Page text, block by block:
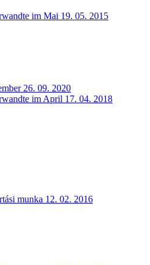
im Mai 19. 05. 2015
26. 09. 2020
im April 17. 04. 2018
munka 12. 02. 2016